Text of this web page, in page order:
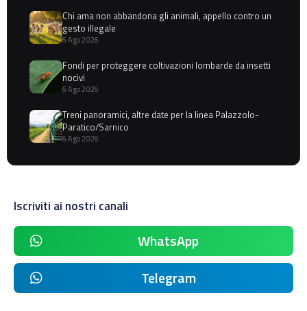
Chi ama non abbandona gli animali, appello contro un
gesto illegale
6 Ago 2026
Fondi per proteggere coltivazioni lombarde da insetti
nocivi
6 Ago 2026
Treni panoramici, altre date per la linea Palazzolo-
Paratico/Sarnico
6 Ago 2026
Iscriviti ai nostri canali
WhatsApp
Telegram